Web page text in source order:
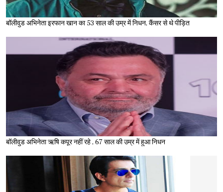
बॉलीवुड अभिनेता इरफान खान का 53 साल की उम्र में निधन, कैंसर से थे पीड़ित
बॉलीवुड अभिनेता ऋषि कपूर नहीं रहे , 67 साल की उम्र में हुआ निधन